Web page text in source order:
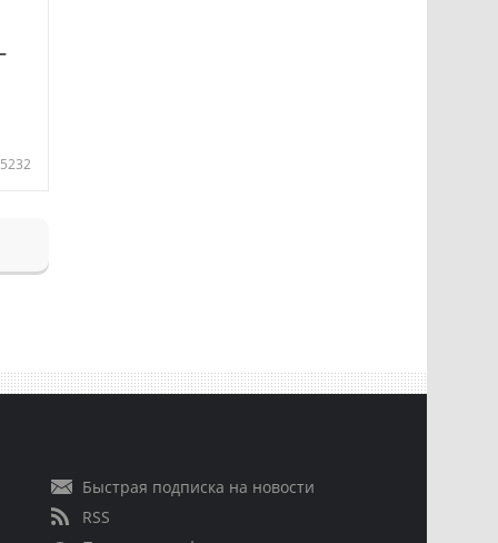
5232
Быстрая подписка на новости
RSS